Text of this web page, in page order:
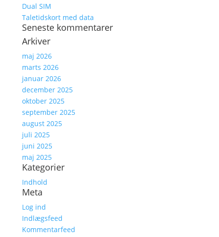
Dual SIM
Taletidskort med data
Seneste kommentarer
Arkiver
maj 2026
marts 2026
januar 2026
december 2025
oktober 2025
september 2025
august 2025
juli 2025
juni 2025
maj 2025
Kategorier
Indhold
Meta
Log ind
Indlægsfeed
Kommentarfeed